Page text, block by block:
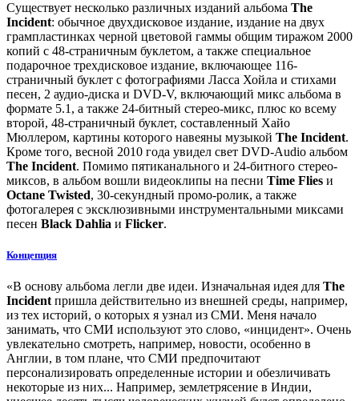
Существует несколько различных изданий альбома The
Incident: обычное двухдисковое издание, издание на двух
грампластинках черной цветовой гаммы общим тиражом 2000
копий с 48-страничным буклетом, а также специальное
подарочное трехдисковое издание, включающее 116-
страничный буклет с фотографиями Ласса Хойла и стихами
песен, 2 аудио-диска и DVD-V, включающий микс альбома в
формате 5.1, а также 24-битный стерео-микс, плюс ко всему
второй, 48-страничный буклет, составленный Хайо
Мюллером, картины которого навеяны музыкой The Incident.
Кроме того, весной 2010 года увидел свет DVD-Audio альбом
The Incident. Помимо пятиканального и 24-битного стерео-
миксов, в альбом вошли видеоклипы на песни Time Flies и
Octane Twisted, 30-секундный промо-ролик, а также
фотогалерея с эксклюзивными инструментальными миксами
песен Black Dahlia и Flicker.
Концепция
«В основу альбома легли две идеи. Изначальная идея для The
Incident пришла действительно из внешней среды, например,
из тех историй, о которых я узнал из СМИ. Меня начало
занимать, что СМИ используют это слово, «инцидент». Очень
увлекательно смотреть, например, новости, особенно в
Англии, в том плане, что СМИ предпочитают
персонализировать определенные истории и обезличивать
некоторые из них... Например, землетрясение в Индии,